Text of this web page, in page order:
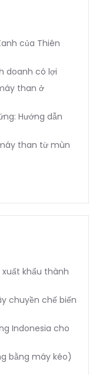
của Thiên
doanh có lợi
than ở
Hướng dẫn
than từ mùn
khẩu thành
chuyền chế biến
Indonesia cho
bằng máy kéo)